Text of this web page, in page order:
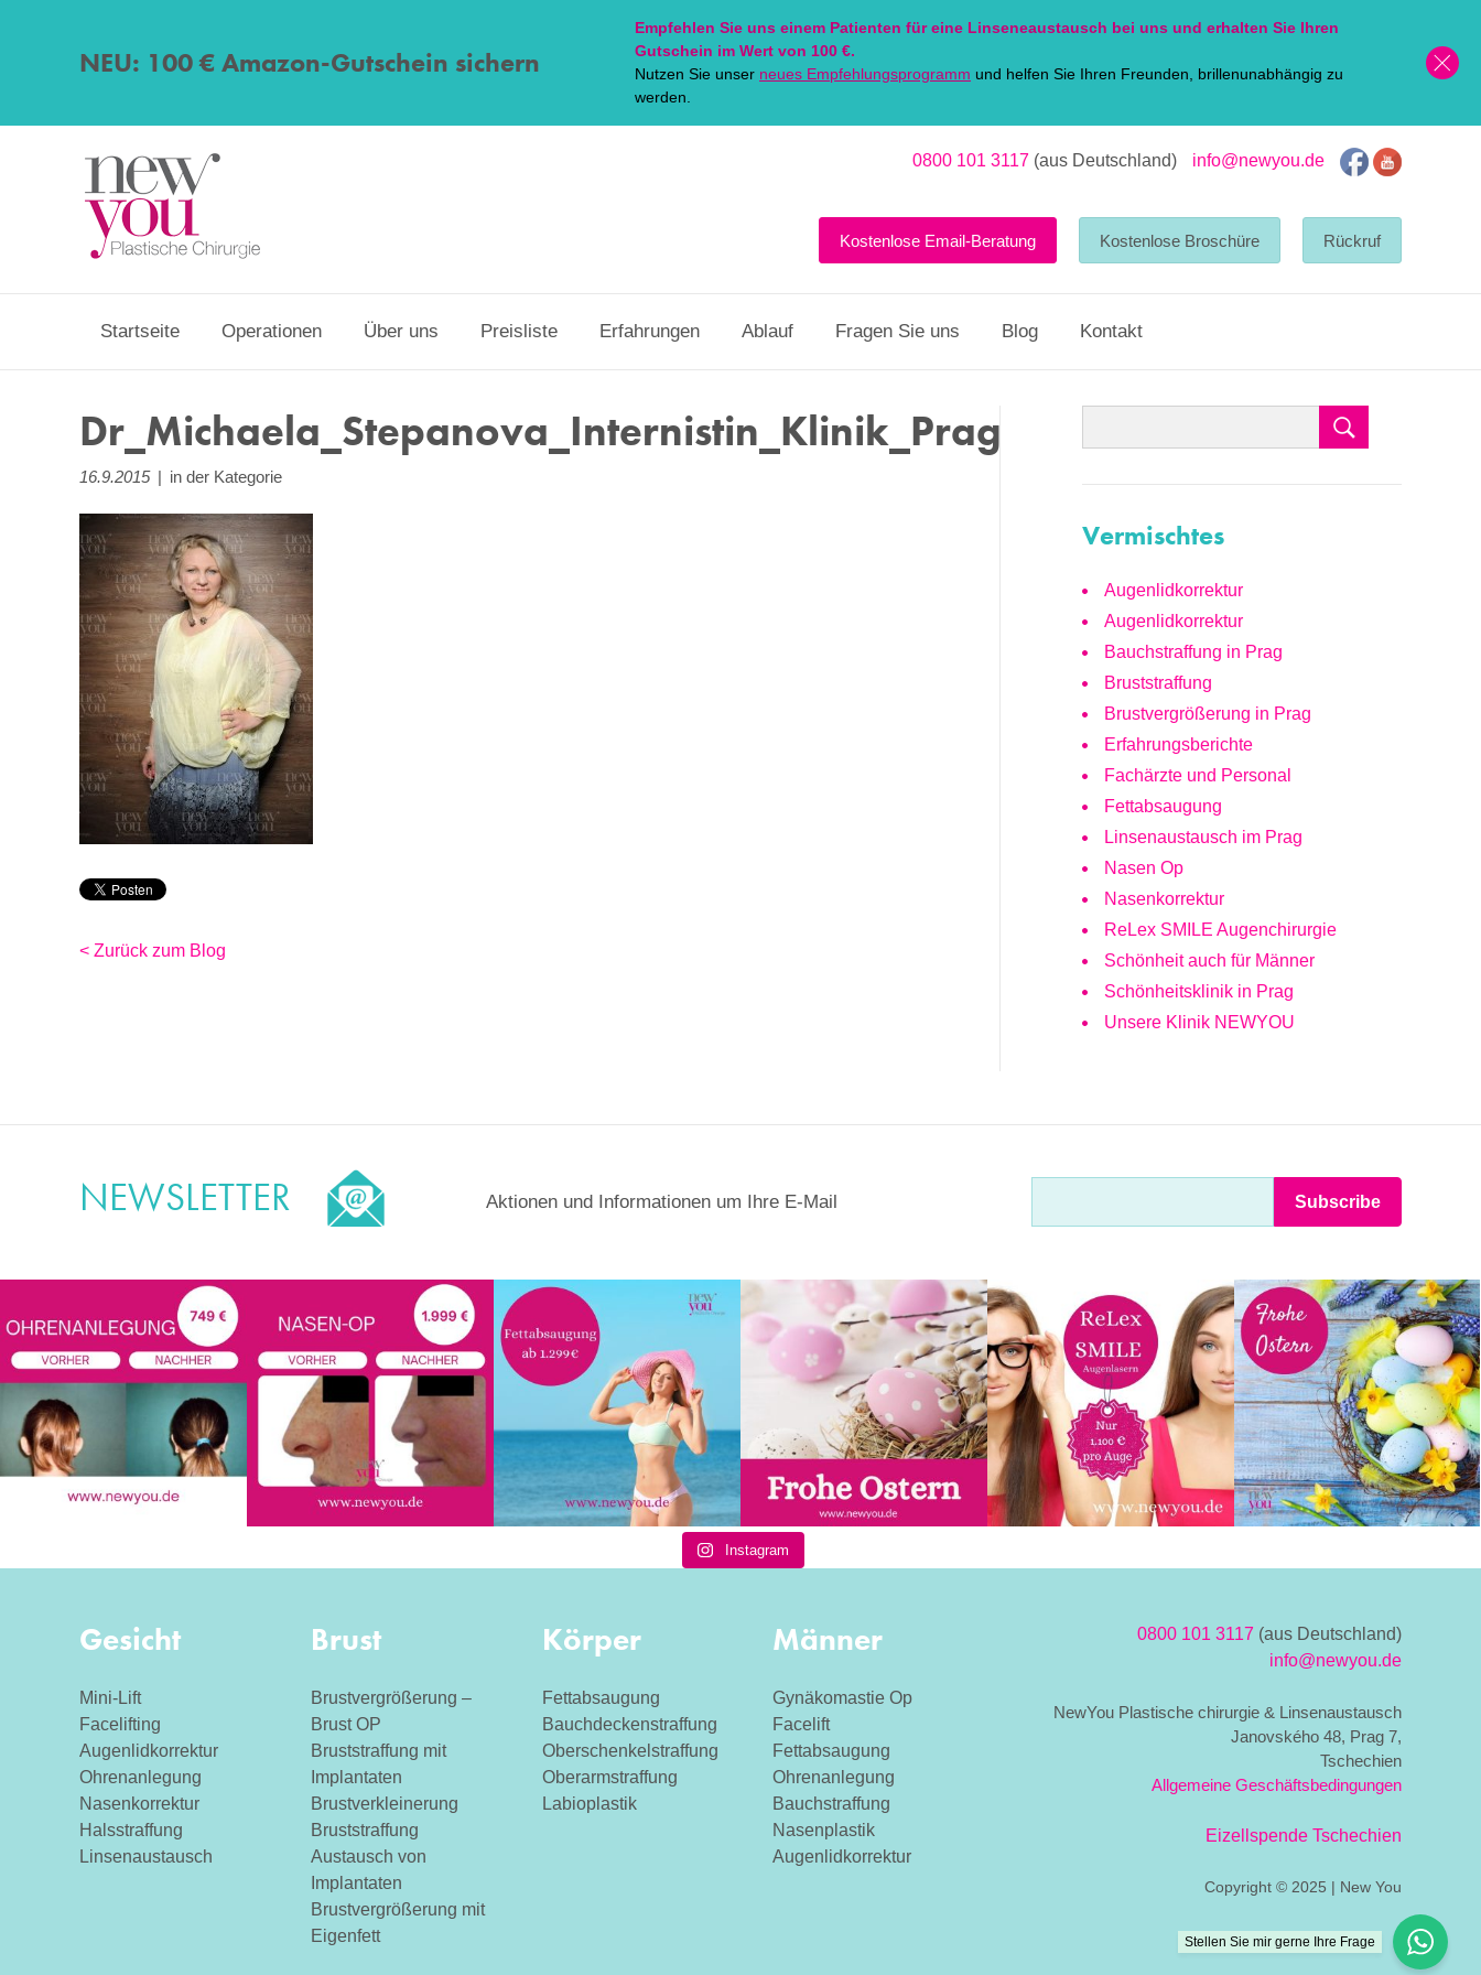
NEU: 100 € Amazon-Gutschein sichern
Empfehlen Sie uns einem Patienten für eine Linseneaustausch bei uns und erhalten Sie Ihren
Gutschein im Wert von 100 €.
Nutzen Sie unser neues Empfehlungsprogramm und helfen Sie Ihren Freunden, brillenunabhängig zu
werden.
0800 101 3117 (aus Deutschland) info@newyou.de
Startseite Operationen Über uns Preisliste Erfahrungen Ablauf Fragen Sie uns Blog Kontakt
Kostenlose Email-Beratung Kostenlose Broschüre Rückruf
Dr_Michaela_Stepanova_Internistin_Klinik_Prag
16.9.2015 | in der Kategorie
< Zurück zum Blog
Vermischtes
Augenlidkorrektur
Augenlidkorrektur
Bauchstraffung in Prag
Bruststraffung
Brustvergrößerung in Prag
Erfahrungsberichte
Fachärzte und Personal
Fettabsaugung
Linsenaustausch im Prag
Nasen Op
Nasenkorrektur
ReLex SMILE Augenchirurgie
Schönheit auch für Männer
Schönheitsklinik in Prag
Unsere Klinik NEWYOU
NEWSLETTER Aktionen und Informationen um Ihre E-Mail
Instagram
Gesicht
Mini-Lift
Facelifting
Augenlidkorrektur
Ohrenanlegung
Nasenkorrektur
Halsstraffung
Linsenaustausch
Brust
Brustvergrößerung –
Brust OP
Bruststraffung mit
Implantaten
Brustverkleinerung
Bruststraffung
Austausch von
Implantaten
Brustvergrößerung mit
Eigenfett
Körper
Fettabsaugung
Bauchdeckenstraffung
Oberschenkelstraffung
Oberarmstraffung
Labioplastik
Männer
Gynäkomastie Op
Facelift
Fettabsaugung
Ohrenanlegung
Bauchstraffung
Nasenplastik
Augenlidkorrektur
0800 101 3117 (aus Deutschland)
info@newyou.de
NewYou Plastische chirurgie & Linsenaustausch
Janovského 48, Prag 7,
Tschechien
Allgemeine Geschäftsbedingungen
Eizellspende Tschechien
Copyright © 2025 | New You
Stellen Sie mir gerne Ihre Frage